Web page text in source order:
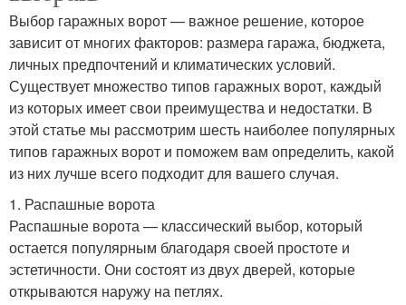
Выбор гаражных ворот — важное решение, которое
зависит от многих факторов: размера гаража, бюджета,
личных предпочтений и климатических условий.
Существует множество типов гаражных ворот, каждый
из которых имеет свои преимущества и недостатки. В
этой статье мы рассмотрим шесть наиболее популярных
типов гаражных ворот и поможем вам определить, какой
из них лучше всего подходит для вашего случая.
1. Распашные ворота
Распашные ворота — классический выбор, который
остается популярным благодаря своей простоте и
эстетичности. Они состоят из двух дверей, которые
открываются наружу на петлях.